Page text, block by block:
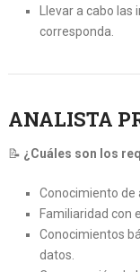
Llevar a cabo
corresponda.
ANALISTA
📝 ¿Cuáles son los
Conocimiento de
Familiaridad con
Conocimientos
datos.